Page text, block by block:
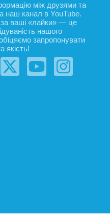
між друзями та
наш канал в YouTube.
ваші «лайки» — це
нашого
запропонувати
якість!